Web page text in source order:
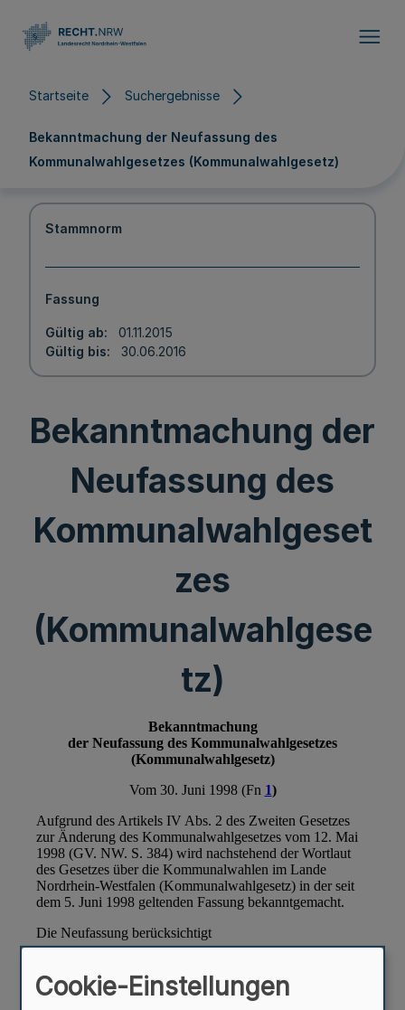
Startseite Suchergebnisse
Bekanntmachung der Neufassung des
Kommunalwahlgesetzes (Kommunalwahlgesetz)
Stammnorm
Fassung
Gültig ab
01.11.2015
Gültig bis
30.06.2016
Bekanntmachung der
Neufassung des
Kommunalwahlgeset
zes
(Kommunalwahlgese
tz)
Cookie-Einstellungen